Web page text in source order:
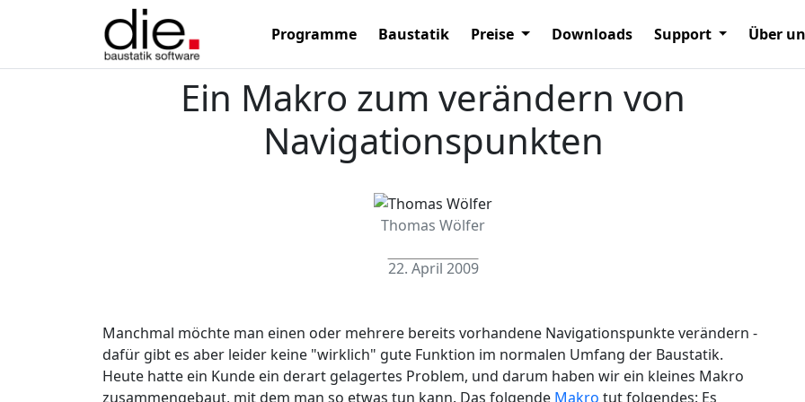
Programme Baustatik Preise Downloads Support Über
Ein Makro zum verändern von
Navigationspunkten
Thomas Wölfer
22. April 2009
Manchmal möchte man einen oder mehrere bereits vorhandene Navigationspunkte verändern -
dafür gibt es aber leider keine "wirklich" gute Funktion im normalen Umfang der Baustatik.
Heute hatte ein Kunde ein derart gelagertes Problem, und darum haben wir ein kleines Makro
zusammengebaut, mit dem man so etwas tun kann. Das folgende Makro tut folgendes: Es